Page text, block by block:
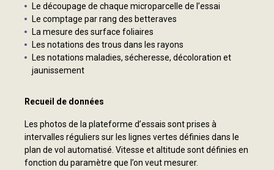
Le découpage de chaque microparcelle de l’essai
Le comptage par rang des betteraves
La mesure des surface foliaires
Les notations des trous dans les rayons
Les notations maladies, sécheresse, décoloration et
jaunissement
Recueil de données
Les photos de la plateforme d’essais sont prises à
intervalles réguliers sur les lignes vertes définies dans le
plan de vol automatisé. Vitesse et altitude sont définies en
fonction du paramètre que l’on veut mesurer.